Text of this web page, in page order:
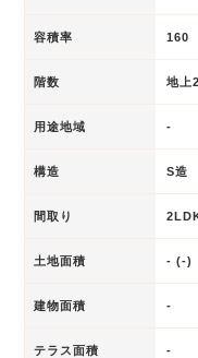
容積率 160
階数 地上
用途地域 -
構造 S造
間取り
土地面積 - (-)
建物面積 -
テラス面積 -